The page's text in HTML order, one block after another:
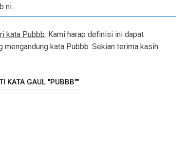
ni...
kata Pubbb. Kami harap definisi ini dapat
kata Pubbb. Sekian terima kasih.
KATA GAUL "PUBBB""